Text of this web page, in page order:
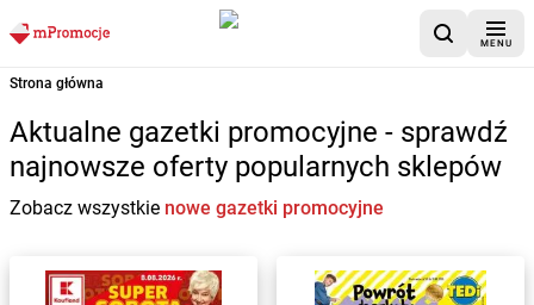
MENU
Strona główna
Aktualne gazetki promocyjne - sprawdź
najnowsze oferty popularnych sklepów
Zobacz wszystkie nowe gazetki promocyjne